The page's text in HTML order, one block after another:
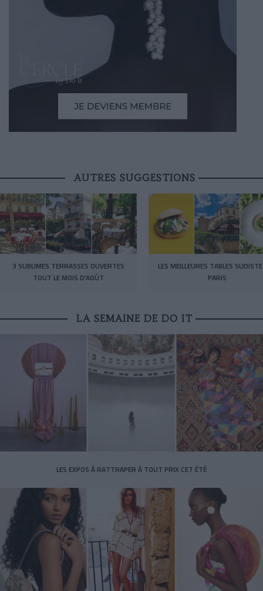
AUTRES SUGGESTIONS
3 SUBLIMES TERRASSES OUVERTES
TOUT LE MOIS D’AOÛT
LES MEILLEURES TABLES
PARIS
LA SEMAINE DE DO IT
LES EXPOS À RATTRAPER À TOUT PRIX CET ÉTÉ